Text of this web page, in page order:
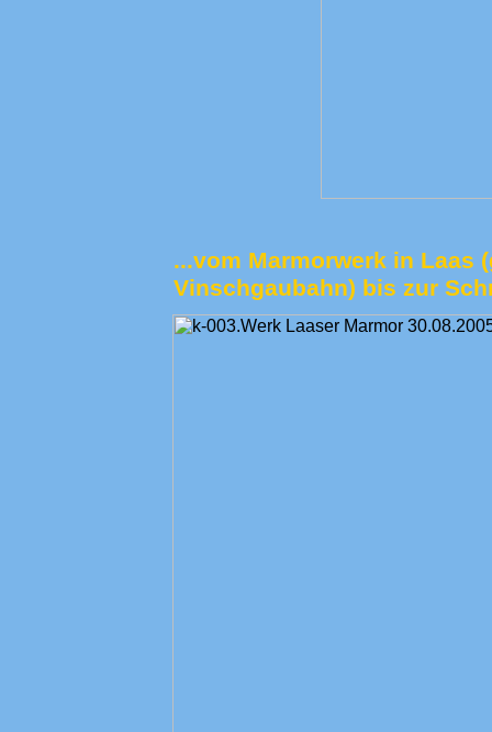
...vom Marmorwerk in Laas
Vinschgaubahn) bis zur